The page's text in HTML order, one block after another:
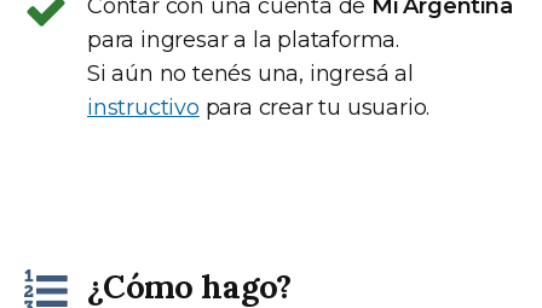
Contar con una cuenta de Mi Argentina
para ingresar a la plataforma.
Si aún no tenés una, ingresá al
instructivo para crear tu usuario.
¿Cómo hago?